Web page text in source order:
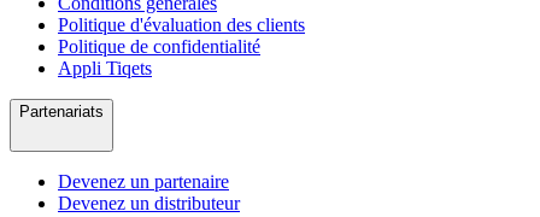
Politique d'évaluation des clients
Politique de confidentialité
Appli Tiqets
Partenariats
Devenez un partenaire
Devenez un distributeur